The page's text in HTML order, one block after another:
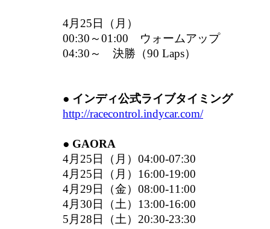
4月25日（月）
00:30～01:00 ウォームアップ
04:30～ 決勝（90 Laps）
● インディ公式ライブタイミング
http://racecontrol.indycar.com/
● GAORA
4月25日（月）04:00-07:30
4月25日（月）16:00-19:00
4月29日（金）08:00-11:00
4月30日（土）13:00-16:00
5月28日（土）20:30-23:30